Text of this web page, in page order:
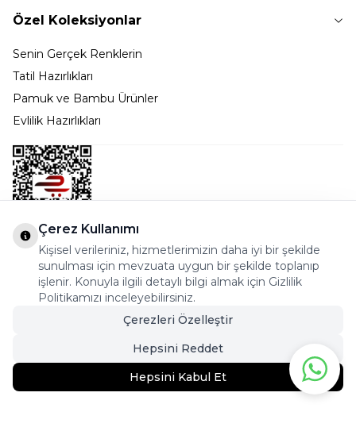
586,90TL439,95TL Sepete Ekle
Özel Koleksiyonlar
Senin Gerçek Renklerin
Tatil Hazırlıkları
Pamuk ve Bambu Ürünler
Evlilik Hazırlıkları
Bostancı Mah. Dar yol Sok. Safir sitesi 5/1 B Blok
Kadıköy - İSTANBUL
info@cekmeceonline.com
Çerez Kullanımı
Kişisel verileriniz, hizmetlerimizin daha iyi bir şekilde
sunulması için mevzuata uygun bir şekilde toplanıp
işlenir. Konuyla ilgili detaylı bilgi almak için Gizlilik
Politikamızı inceleyebilirsiniz.
Çerezleri Özelleştir
Hepsini Reddet
Hepsini Kabul Et